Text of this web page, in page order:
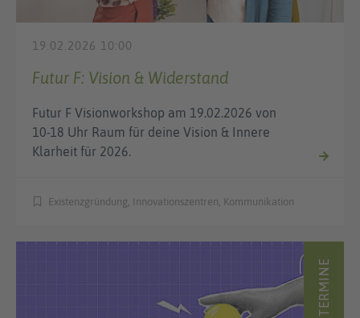
19.02.2026 10:00
Futur F: Vision & Widerstand
Futur F Visionworkshop am 19.02.2026 von
10-18 Uhr Raum für deine Vision & Innere
Klarheit für 2026.
Existenzgründung, Innovationszentren, Kommunikation
TERMINE